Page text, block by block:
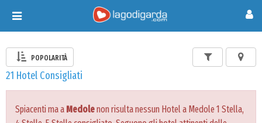
Toggle
navigation
POPOLARITÀ
21 Hotel Consigliati
Spiacenti ma a Medolenon risulta nessun Hotel a Medole 1 Stella,